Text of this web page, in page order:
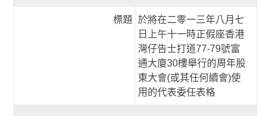
標題
於將在二零一三年八月七
日上午十一時正假座香港
灣仔告士打道77-79號富
通大廈30樓舉行的周年股
東大會(或其任何續會)使
用的代表委任表格